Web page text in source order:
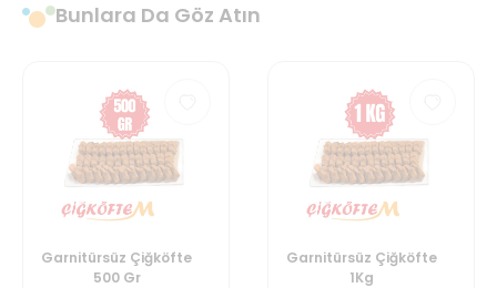
Bunlara Da Göz Atın
Garnitürsüz Çiğköfte
500 Gr
Garnitürsüz Çiğköfte
1Kg